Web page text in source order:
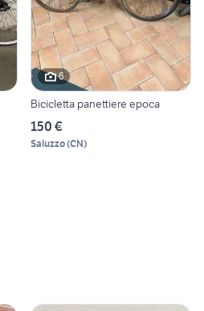
6
Bicicletta panettiere epoca
150 €
Saluzzo(CN)